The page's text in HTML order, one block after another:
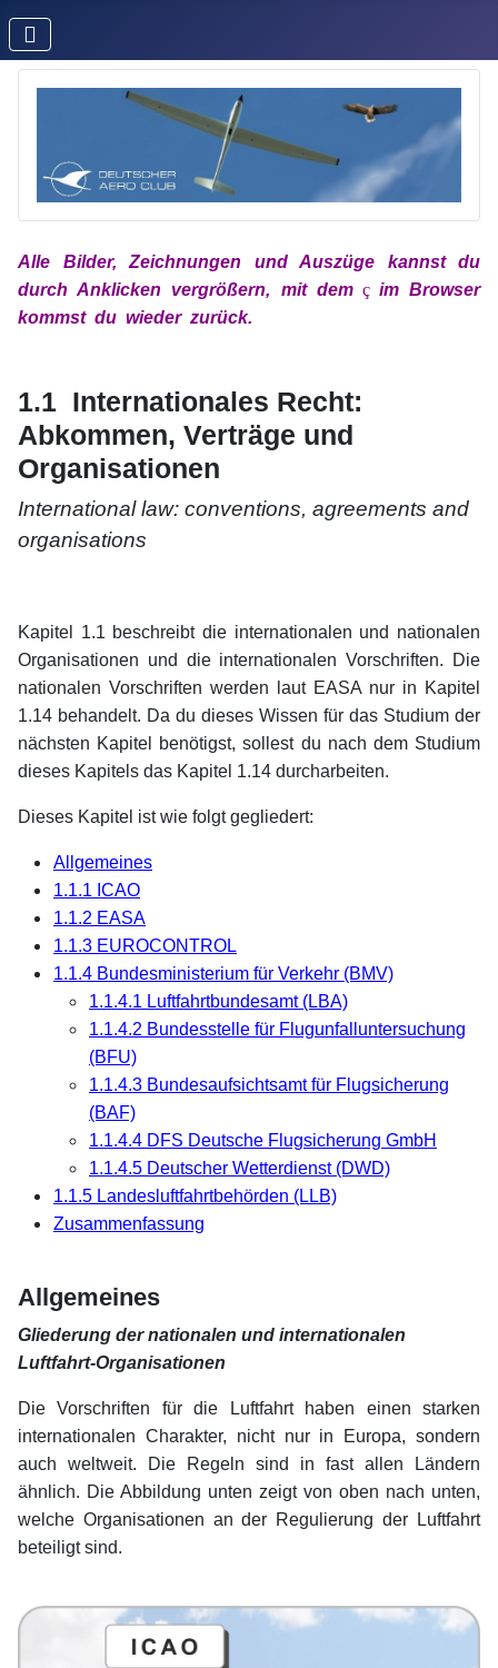
Alle Bilder, Zeichnungen und Auszüge kannst du
durch Anklicken vergrößern, mit demx çx imBrowser
kommst du wieder zurück.
1.1 Internationales Recht:
Abkommen, Verträge und
Organisationen
International law: conventions, agreements and
organisations
Kapitel 1.1 beschreibt die internationalen und nationalen
Organisationen und die internationalen Vorschriften. Die
nationalen Vorschriften werden laut EASA nur in Kapitel
1.14 behandelt. Da du dieses Wissen für das Studium der
nächsten Kapitel benötigst, sollest du nach dem Studium
dieses Kapitels das Kapitel 1.14 durcharbeiten.
Dieses Kapitel ist wie folgt gegliedert:
Allgemeines
1.1.1 ICAO
1.1.2 EASA
1.1.3 EUROCONTROL
1.1.4 Bundesministerium für Verkehr (BMV)
1.1.4.1 Luftfahrtbundesamt (LBA)
1.1.4.2 Bundesstelle für Flugunfalluntersuchung
(BFU)
1.1.4.3 Bundesaufsichtsamt für Flugsicherung
(BAF)
1.1.4.4 DFS Deutsche Flugsicherung GmbH
1.1.4.5 Deutscher Wetterdienst (DWD)
1.1.5 Landesluftfahrtbehörden (LLB)
Zusammenfassung
Allgemeines
Gliederung der nationalen und internationalen
Luftfahrt-Organisationen
Die Vorschriften für die Luftfahrt haben einen starken
internationalen Charakter, nicht nur in Europa, sondern
auch weltweit. Die Regeln sind in fast allen Ländern
ähnlich. Die Abbildung unten zeigt von oben nach unten,
welche Organisationen an der Regulierung der Luftfahrt
beteiligt sind.